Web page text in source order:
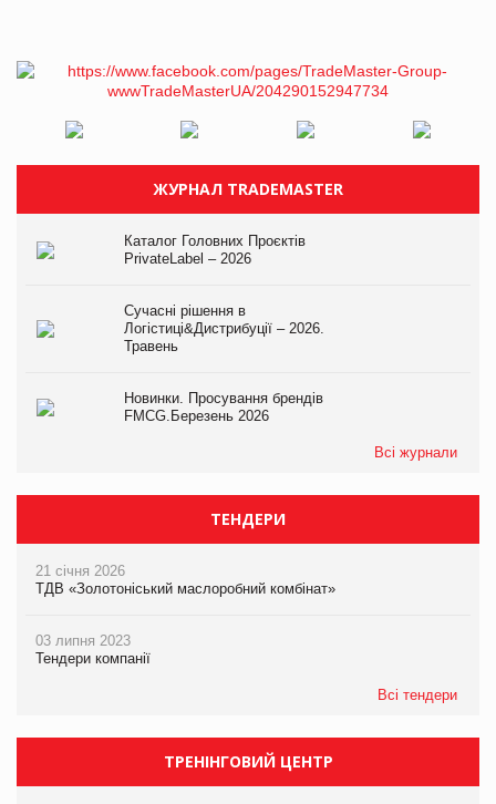
ЖУРНАЛ TRADEMASTER
Каталог Головних Проєктів
PrivateLabel – 2026
Сучасні рішення в
Логістиці&Дистрибуції – 2026.
Травень
Новинки. Просування брендів
FMCG.Березень 2026
Всі журнали
ТЕНДЕРИ
21 січня 2026
ТДВ «Золотоніський маслоробний комбінат»
03 липня 2023
Тендери компанії
Всі тендери
ТРЕНІНГОВИЙ ЦЕНТР